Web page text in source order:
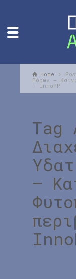
Home
Πόρων –
– InnoPP
Tag
–